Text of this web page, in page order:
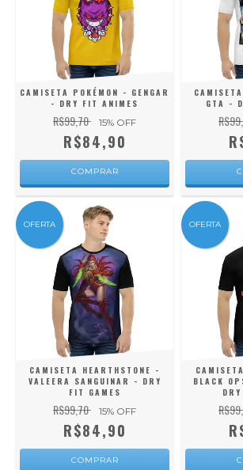
CAMISETA POKÉMON - GENGAR
- DRY FIT ANIMES
R$99,70 15% OFF
R$84,90
COMPRAR
GTA -
OFERTA
CAMISETA HEARTHSTONE -
VALEERA SANGUINAR - DRY
FIT GAMES
R$99,70 15% OFF
R$84,90
COMPRAR
OFERTA
BLACK